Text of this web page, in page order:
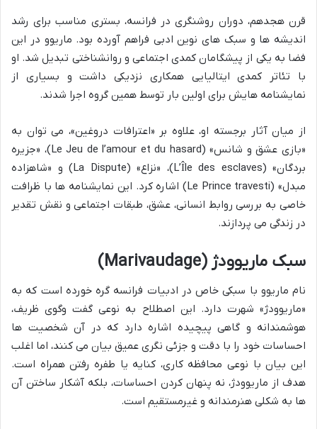
قرن هجدهم، دوران روشنگری در فرانسه، بستری مناسب برای رشد
اندیشه ها و سبک های نوین ادبی فراهم آورده بود. ماریوو در این
فضا به یکی از پیشگامان کمدی اجتماعی و روانشناختی تبدیل شد. او
با تئاتر کمدی ایتالیایی همکاری نزدیکی داشت و بسیاری از
نمایشنامه هایش برای اولین بار توسط همین گروه اجرا شدند.
از میان آثار برجسته او، علاوه بر «اعترافات دروغین»، می توان به
«بازی عشق و شانس» (Le Jeu de l’amour et du hasard)، «جزیره
بردگان» (L’Île des esclaves)، «نزاع» (La Dispute) و «شاهزاده
مبدل» (Le Prince travesti) اشاره کرد. این نمایشنامه ها با ظرافت
خاصی به بررسی روابط انسانی، عشق، طبقات اجتماعی و نقش تقدیر
در زندگی می پردازند.
سبک ماریوودژ (Marivaudage)
نام ماریوو با سبکی خاص در ادبیات فرانسه گره خورده است که به
«ماریوودژ» شهرت دارد. این اصطلاح به نوعی گفت وگوی ظریف،
هوشمندانه و گاهی پیچیده اشاره دارد که در آن شخصیت ها
احساسات خود را با دقت و جزئی نگری عمیق بیان می کنند، اما اغلب
این بیان با نوعی محافظه کاری، کنایه یا طفره رفتن همراه است.
هدف از ماریوودژ، نه پنهان کردن احساسات، بلکه آشکار ساختن آن
ها به شکلی هنرمندانه و غیرمستقیم است.